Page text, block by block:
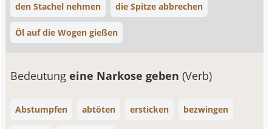
den Stachel nehmen die Spitze abbrechen
Öl auf die Wogen gießen
Bedeutungeine Narkose geben(Verb)
Abstumpfen abtöten ersticken bezwingen